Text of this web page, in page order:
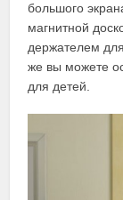
большого
магнитной
держателем
же вы можете
для детей.